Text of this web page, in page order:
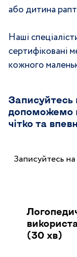
або дитина
Наші
сертифіковані
кожного
Записуйтесь
допоможемо
чітко та
Записуйтесь
(30 хв)